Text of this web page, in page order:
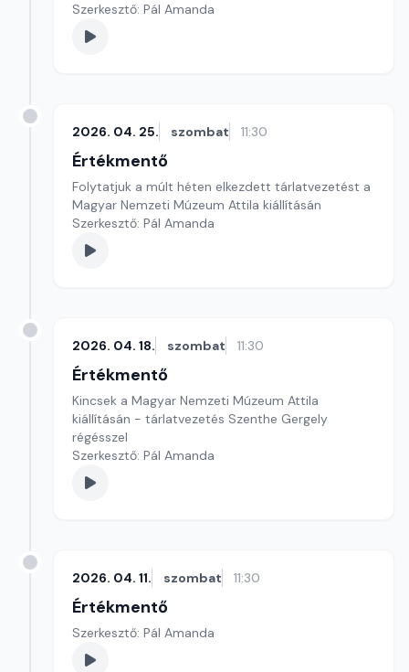
Szerkesztő: Pál Amanda
2026. 04. 25. szombat 11:30
Értékmentő
Folytatjuk a múlt héten elkezdett tárlatvezetést a
Magyar Nemzeti Múzeum Attila kiállításán
Szerkesztő: Pál Amanda
2026. 04. 18. szombat 11:30
Értékmentő
Kincsek a Magyar Nemzeti Múzeum Attila
kiállításán - tárlatvezetés Szenthe Gergely
régésszel
Szerkesztő: Pál Amanda
2026. 04. 11. szombat 11:30
Értékmentő
Szerkesztő: Pál Amanda